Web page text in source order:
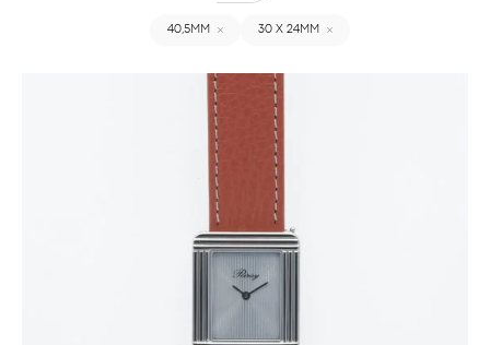
40,5MM 30 X 24MM